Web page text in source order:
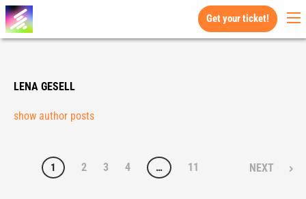
Get your ticket!
LENA GESELL
show author posts
1 2 3 4 … 11 NEXT